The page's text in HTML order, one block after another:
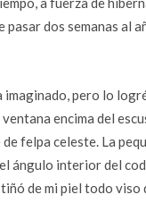
pasar dos semanas al
pero lo
encima del
felpa celeste. La
ángulo interior del
de mi piel todo